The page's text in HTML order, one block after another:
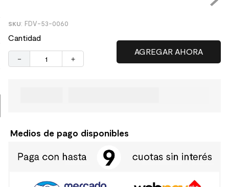
: FDV-53-0060
Cantidad
＋
－
Medios de pago disponibles